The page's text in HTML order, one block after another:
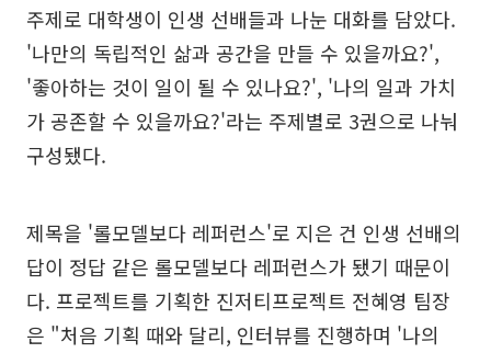
주제로 대학생이 인생 선배들과 나눈 대화를 담았다.
'나만의 독립적인 삶과 공간을 만들 수 있을까요?',
'좋아하는 것이 일이 될 수 있나요?', '나의 일과 가치
가 공존할 수 있을까요?'라는 주제별로 3권으로 나눠
구성됐다.
제목을 '롤모델보다 레퍼런스'로 지은 건 인생 선배의
답이 정답 같은 롤모델보다 레퍼런스가 됐기 때문이
다. 프로젝트를 기획한 진저티프로젝트 전혜영 팀장
은 "처음 기획 때와 달리, 인터뷰를 진행하며 '나의